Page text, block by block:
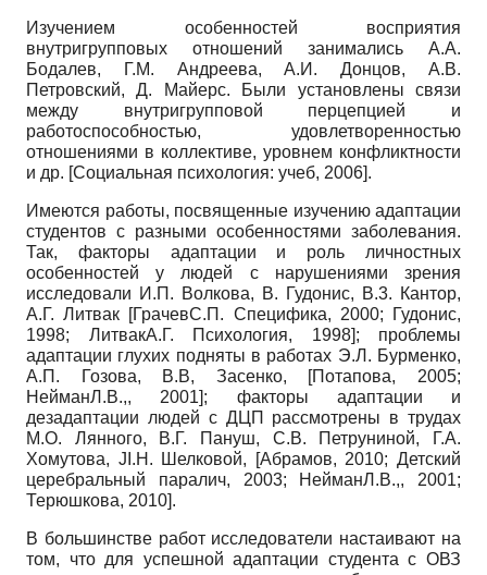
Изучением особенностей восприятия
внутригрупповых отношений занимались А.А.
Бодалев, Г.М. Андреева, А.И. Донцов, А.В.
Петровский, Д. Май­ерс. Были установлены связи
между внутригрупповой перцепцией и
работоспособностью, удовлетворенностью
отношениями в коллективе, уровнем конфликтности
и др. [Социальная психология: учеб, 2006].
Имеются работы, посвященные изучению адаптации
студентов с разными особенностями заболевания.
Так, факторы адаптации и роль личностных
особенностей у людей с нарушениями зрения
исследовали И.П. Волкова, В. Гудонис, В.3. Кантор,
А.Г. Литвак [ГрачевС.П. Специфика, 2000;
Гудонис,
1998; ЛитвакА.Г. Психология, 1998]; проблемы
адаптации глухих подняты в работах Э.Л. Бурменко,
А.П. Гозова, В.В, Засенко, [Потапова, 2005;
НейманЛ.В.,, 2001]; факторы адаптации и
дезадаптации людей с ДЦП рассмотрены в трудах
М.О. Лянного, В.Г. Пануш, C.B. Петруниной, Г.А.
Хомуто­ва, JI.H. Шелковой, [Абрамов, 2010;Детский
церебральный паралич, 2003; НейманЛ.В.,, 2001;
Терюшкова, 2010].
В большинстве работ исследователи настаивают на
том, что для успешной адаптации студента с ОВЗ